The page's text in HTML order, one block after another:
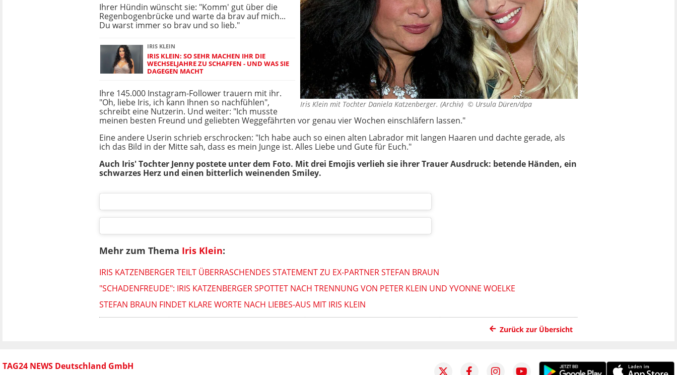
Iris Klein mit Tochter Daniela Katzenberger. (Archiv) © Ursula Düren/dpa
Ihrer Hündin wünscht sie: "Komm' gut über die
Regenbogenbrücke und warte da brav auf mich...
Du warst immer so brav und so lieb."
IRIS KLEIN
IRIS KLEIN: SO SEHR MACHEN IHR DIE
WECHSELJAHRE ZU SCHAFFEN - UND WAS SIE
DAGEGEN MACHT
Ihre 145.000 Instagram-Follower trauern mit ihr.
"Oh, liebe Iris, ich kann Ihnen so nachfühlen",
schreibt eine Nutzerin. Und weiter: "Ich musste
meinen besten Freund und geliebten Weggefährten vor genau vier Wochen einschläfern lassen."
Eine andere Userin schrieb erschrocken: "Ich habe auch so einen alten Labrador mit langen Haaren und dachte gerade, als
ich das Bild in der Mitte sah, dass es mein Junge ist. Alles Liebe und Gute für Euch."
Auch Iris' Tochter Jenny postete unter dem Foto. Mit drei Emojis verlieh sie ihrer Trauer Ausdruck: betende Händen, ein
schwarzes Herz und einen bitterlich weinenden Smiley.
Mehr zum Thema Iris Klein:
IRIS KATZENBERGER TEILT ÜBERRASCHENDES STATEMENT ZU EX-PARTNER STEFAN BRAUN
"SCHADENFREUDE": IRIS KATZENBERGER SPOTTET NACH TRENNUNG VON PETER KLEIN UND YVONNE WOELKE
STEFAN BRAUN FINDET KLARE WORTE NACH LIEBES-AUS MIT IRIS KLEIN
Zurück zur Übersicht
TAG24 NEWS Deutschland GmbH